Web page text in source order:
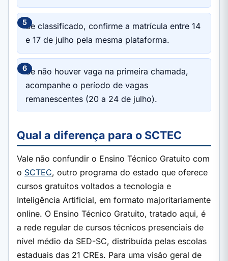
Se classificado, confirme a matrícula entre 14
e 17 de julho pela mesma plataforma.
Se não houver vaga na primeira chamada,
acompanhe o período de vagas
remanescentes (20 a 24 de julho).
Qual a diferença para o SCTEC
Vale não confundir o Ensino Técnico Gratuito com
o SCTEC, outro programa do estado que oferece
cursos gratuitos voltados a tecnologia e
Inteligência Artificial, em formato majoritariamente
online. O Ensino Técnico Gratuito, tratado aqui, é
a rede regular de cursos técnicos presenciais de
nível médio da SED-SC, distribuída pelas escolas
estaduais das 21 CREs. Para uma visão geral de